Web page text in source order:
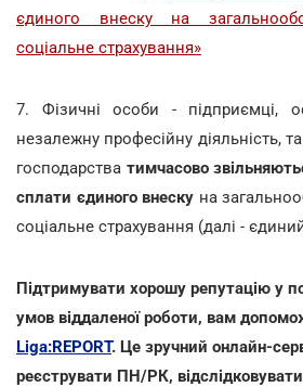
єдиного внеску на
соціальне страхування»
7. Фізичні особи - підприємці,
незалежну професійну діяльність,
господарства тимчасово
сплати єдиного внеску на
соціальне страхування (далі -
Підтримувати хорошу репутацію у
умов віддаленої роботи, вам
Liga:REPORT. Це зручний онлайн-
реєструвати ПН/РК,